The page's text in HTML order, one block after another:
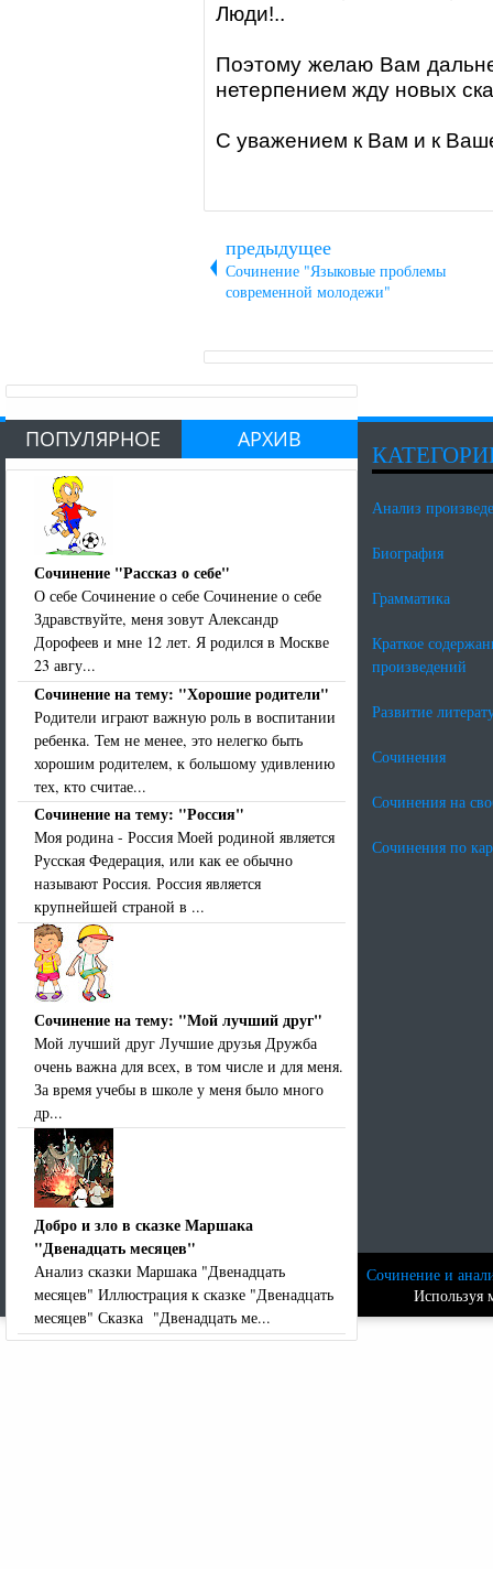
Люди!..
Поэтому желаю Вам
нетерпением жду новых
С уважением к Вам и к
предыдущее
Сочинение "Языковые проблемы
современной молодежи"
ПОПУЛЯРНОЕ АРХИВ
Сочинение "Рассказ о себе"
О себе Сочинение о себе Сочинение о себе
Здравствуйте, меня зовут Александр
Дорофеев и мне 12 лет. Я родился в Москве
23 авгу...
Сочинение на тему: "Хорошие родители"
Родители играют важную роль в воспитании
ребенка. Тем не менее, это нелегко быть
хорошим родителем, к большому удивлению
тех, кто считае...
Сочинение на тему: "Россия"
Моя родина - Россия Моей родиной является
Русская Федерация, или как ее обычно
называют Россия. Россия является
крупнейшей страной в ...
Сочинение на тему: "Мой лучший друг"
Мой лучший друг Лучшие друзья Дружба
очень важна для всех, в том числе и для меня.
За время учебы в школе у меня было много
др...
Добро и зло в сказке Маршака
"Двенадцать месяцев"
Анализ сказки Маршака "Двенадцать
месяцев" Иллюстрация к сказке "Двенадцать
месяцев" Сказка "Двенадцать ме...
Анализ
Биография
Грамматика
Краткое
произведений
Развитие
Сочинения
Сочинения на
Сочинения по
Сочинение и
Используя